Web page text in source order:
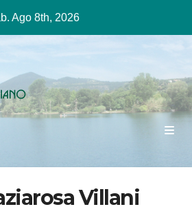
Ago 8th, 2026
Villani